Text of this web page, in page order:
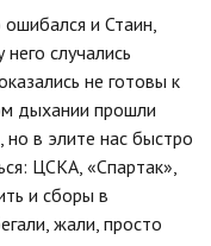
и Стаин,
случались
не готовы к
дыхании прошли
в элите нас быстро
ЦСКА, «Спартак»,
и сборы в
жали, просто